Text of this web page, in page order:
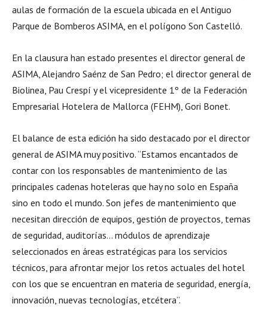
aulas de formación de la escuela ubicada en el Antiguo
Parque de Bomberos ASIMA, en el polígono Son Castelló.
En la clausura han estado presentes el director general de
ASIMA, Alejandro Saénz de San Pedro; el director general de
Biolinea, Pau Crespí y el vicepresidente 1º de la Federación
Empresarial Hotelera de Mallorca (FEHM), Gori Bonet.
El balance de esta edición ha sido destacado por el director
general de ASIMA muy positivo. “Estamos encantados de
contar con los responsables de mantenimiento de las
principales cadenas hoteleras que hay no solo en España
sino en todo el mundo. Son jefes de mantenimiento que
necesitan dirección de equipos, gestión de proyectos, temas
de seguridad, auditorías… módulos de aprendizaje
seleccionados en áreas estratégicas para los servicios
técnicos, para afrontar mejor los retos actuales del hotel
con los que se encuentran en materia de seguridad, energía,
innovación, nuevas tecnologías, etcétera”.